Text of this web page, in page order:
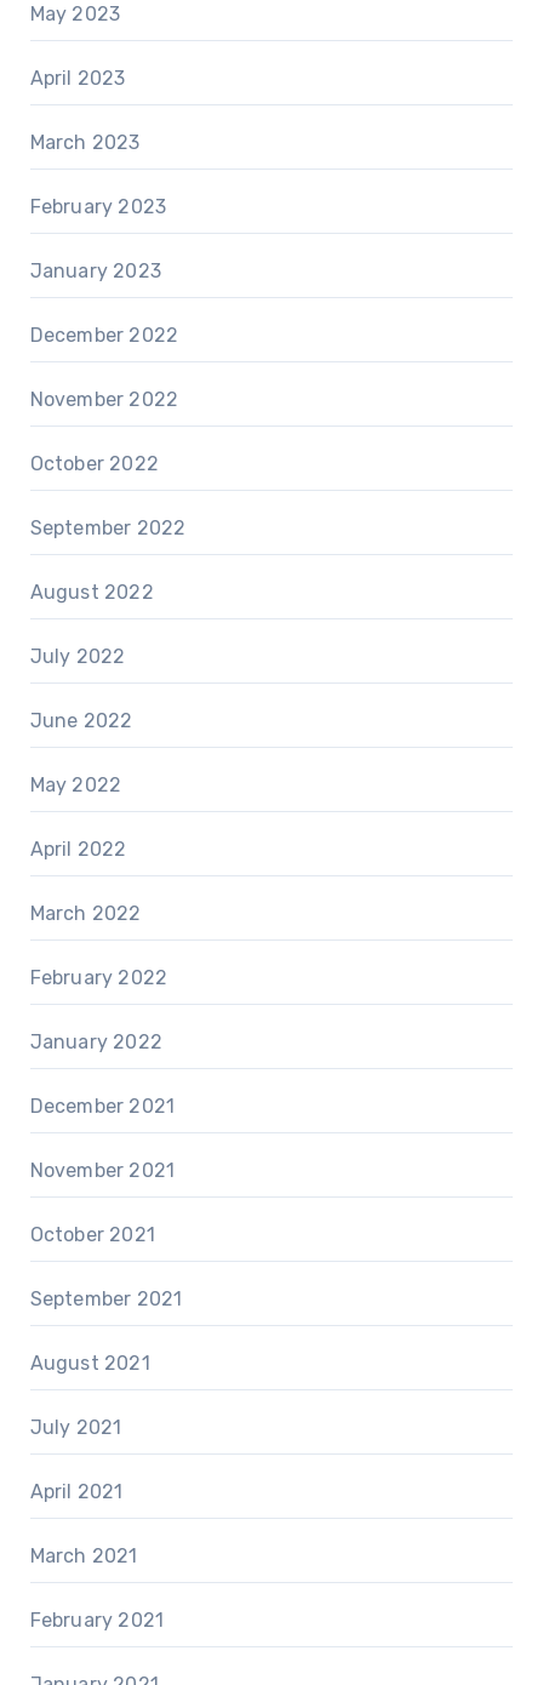
May 2023
April 2023
March 2023
February 2023
January 2023
December 2022
November 2022
October 2022
September 2022
August 2022
July 2022
June 2022
May 2022
April 2022
March 2022
February 2022
January 2022
December 2021
November 2021
October 2021
September 2021
August 2021
July 2021
April 2021
March 2021
February 2021